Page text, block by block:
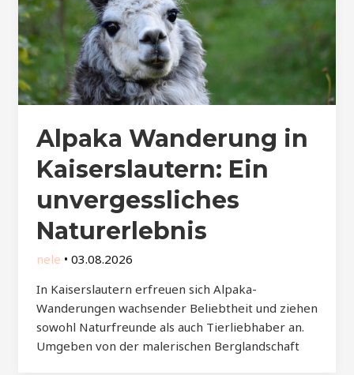
Alpaka Wanderung in
Kaiserslautern: Ein
unvergessliches
Naturerlebnis
nele • 03.08.2026
In Kaiserslautern erfreuen sich Alpaka-
Wanderungen wachsender Beliebtheit und ziehen
sowohl Naturfreunde als auch Tierliebhaber an.
Umgeben von der malerischen Berglandschaft